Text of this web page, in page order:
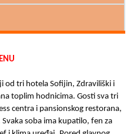
od tri hotela Sofijin, Zdraviliški i
toplim hodnicima. Gosti sva tri
centra i pansionskog restorana,
soba ima kupatilo, fen za